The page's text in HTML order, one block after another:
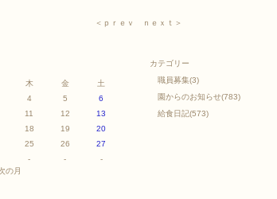
＜ｐｒｅｖ ｎｅｘｔ＞
木 金
土
4 5
6
11 12
13
18 19
20
25 26
27
- -
-
の月
カテゴリー
職員募集(3)
園からのお知らせ(783)
給食日記(573)